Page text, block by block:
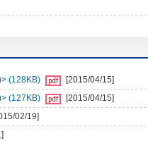
(128KB)
[2015/04/15]
(127KB)
[2015/04/15]
02/19]